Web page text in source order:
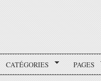
CATÉGORIES PAGES